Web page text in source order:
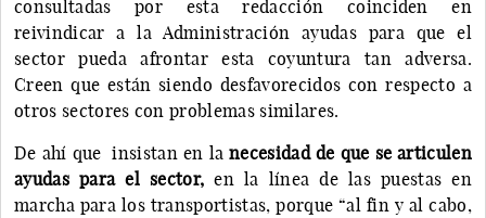
consultadas por esta redacción coinciden en
reivindicar a la Administración ayudas para que el
sector pueda afrontar esta coyuntura tan adversa.
Creen que están siendo desfavorecidos con respecto a
otros sectores con problemas similares.
De ahí que insistan en lanecesidad de que se articulen
ayudas para el sector, en la línea de las puestas en
marcha para los transportistas, porque “al fin y al cabo,